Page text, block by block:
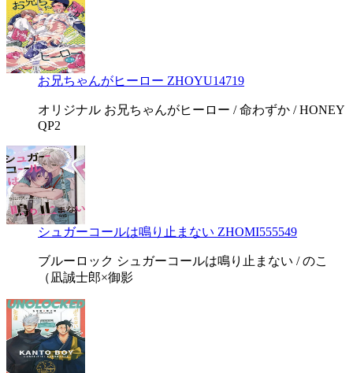
お兄ちゃんがヒーロー ZHOYU14719
オリジナル お兄ちゃんがヒーロー / 命わずか / HONEY
QP2
シュガーコールは鳴り止まない ZHOMI555549
ブルーロック シュガーコールは鳴り止まない / のこ
（凪誠士郎×御影